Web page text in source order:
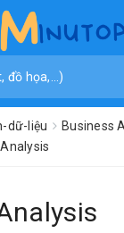
dữ-liệu
Business